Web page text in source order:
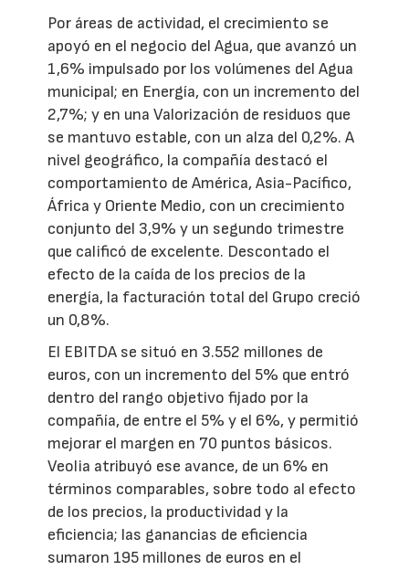
Por áreas de actividad, el crecimiento se
apoyó en el negocio del Agua, que avanzó un
1,6% impulsado por los volúmenes del Agua
municipal; en Energía, con un incremento del
2,7%; y en una Valorización de residuos que
se mantuvo estable, con un alza del 0,2%. A
nivel geográfico, la compañía destacó el
comportamiento de América, Asia-Pacífico,
África y Oriente Medio, con un crecimiento
conjunto del 3,9% y un segundo trimestre
que calificó de excelente. Descontado el
efecto de la caída de los precios de la
energía, la facturación total del Grupo creció
un 0,8%.
El EBITDA se situó en 3.552 millones de
euros, con un incremento del 5% que entró
dentro del rango objetivo fijado por la
compañía, de entre el 5% y el 6%, y permitió
mejorar el margen en 70 puntos básicos.
Veolia atribuyó ese avance, de un 6% en
términos comparables, sobre todo al efecto
de los precios, la productividad y la
eficiencia; las ganancias de eficiencia
sumaron 195 millones de euros en el